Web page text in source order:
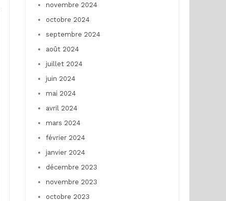
novembre 2024
octobre 2024
septembre 2024
août 2024
juillet 2024
juin 2024
mai 2024
avril 2024
mars 2024
février 2024
janvier 2024
décembre 2023
novembre 2023
octobre 2023